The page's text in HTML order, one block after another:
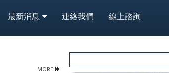
最新消息 連絡我們 線上諮詢
MORE